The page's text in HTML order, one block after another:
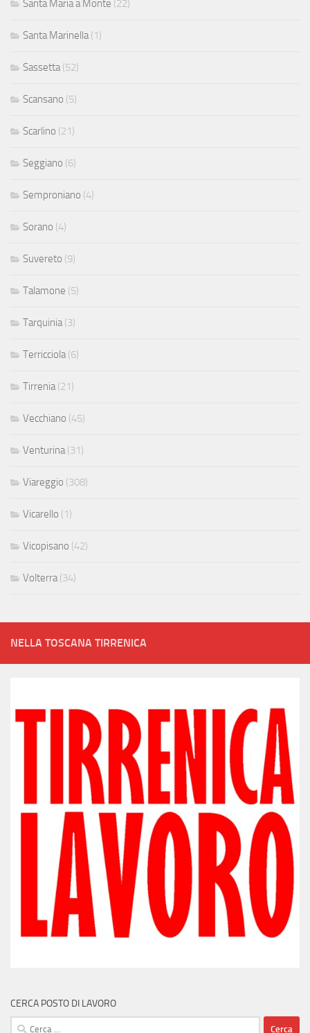
Santa Maria a Monte (22)
Santa Marinella (1)
Sassetta (52)
Scansano (5)
Scarlino (21)
Seggiano (6)
Semproniano (4)
Sorano (4)
Suvereto (9)
Talamone (5)
Tarquinia (3)
Terricciola (6)
Tirrenia (21)
Vecchiano (45)
Venturina (31)
Viareggio (308)
Vicarello (1)
Vicopisano (42)
Volterra (34)
NELLA TOSCANA TIRRENICA
CERCA POSTO DI LAVORO
Ricerca